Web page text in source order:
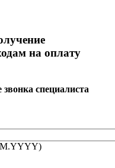
на оплату
специалиста